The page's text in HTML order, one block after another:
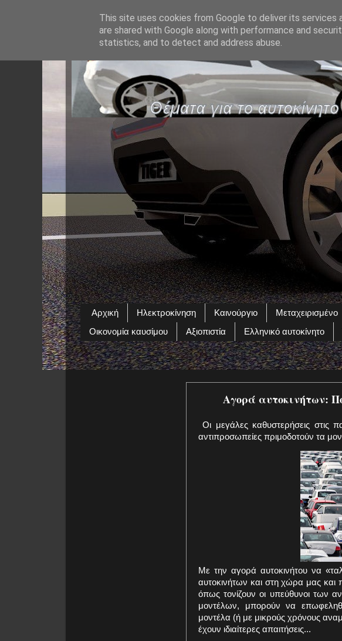
Αρχική Ηλεκτροκίνηση Καινούργιο Μεταχειρισμένο
Οικονομία καυσίμου
Αξιοπιστία Ελληνικό αυτοκίνητο
Αγορά αυτοκινήτων:
Οι μεγάλες καθυστερήσεις στις
αντιπροσωπείες πριμοδοτούν τα
Με την αγορά αυτοκινήτου να
αυτοκινήτων και στη χώρα μας
όπως τονίζουν οι υπεύθυνοι των
μοντέλων, μπορούν να
μοντέλα (ή με μικρούς χρόνους
έχουν ιδιαίτερες απαιτήσεις...
This site uses cookies from Google to deliver its services
are shared with Google along with performance and
statistics, and to detect and address abuse.